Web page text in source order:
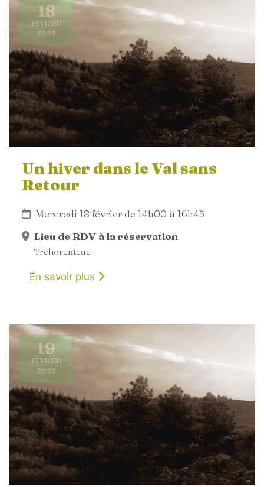
18
FÉVRIER
2026
Un hiver dans le Val sans
Retour
Mercredi 18 février de 14h00 à 16h45
Lieu de RDV à la réservation
Tréhorenteuc
En savoir plus
19
FÉVRIER
2026